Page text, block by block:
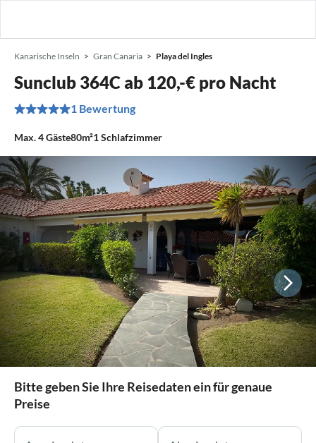
Kanarische Inseln Gran Canaria Playa del Ingles
Sunclub 364C ab 120,-€ pro Nacht
1 Bewertung
Max.4Gäste80m²1Schlafzimmer
Bitte geben Sie Ihre Reisedaten ein für genaue
Preise